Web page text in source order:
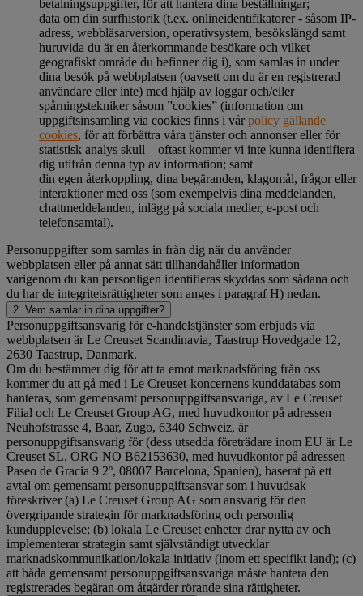
betalningsuppgifter, för att hantera dina beställningar;
data om din surfhistorik (t.ex. onlineidentifikatorer - såsom IP-
adress, webbläsarversion, operativsystem, besökslängd samt
huruvida du är en återkommande besökare och vilket
geografiskt område du befinner dig i), som samlas in under
dina besök på webbplatsen (oavsett om du är en registrerad
användare eller inte) med hjälp av loggar och/eller
spårningstekniker såsom ”cookies” (information om
uppgiftsinsamling via cookies finns i vårpolicy gällande
cookies, för att förbättra våra tjänster och annonser eller för
statistisk analys skull – oftast kommer vi inte kunna identifiera
dig utifrån denna typ av information; samt
din egen återkoppling, dina begäranden, klagomål, frågor eller
interaktioner med oss (som exempelvis dina meddelanden,
chattmeddelanden, inlägg på sociala medier, e-post och
telefonsamtal).
Personuppgifter som samlas in från dig när du använder
webbplatsen eller på annat sätt tillhandahåller information
varigenom du kan personligen identifieras skyddas som sådana och
du har de integritetsrättigheter som anges i paragraf H) nedan.
2. Vem samlar in dina uppgifter?
Personuppgiftsansvarig för e-handelstjänster som erbjuds via
webbplatsen är Le Creuset Scandinavia, Taastrup Hovedgade 12,
2630 Taastrup, Danmark.
Om du bestämmer dig för att ta emot marknadsföring från oss
kommer du att gå med i Le Creuset-koncernens kunddatabas som
hanteras, som gemensamt personuppgiftsansvariga, av Le Creuset
Filial och Le Creuset Group AG, med huvudkontor på adressen
Neuhofstrasse 4, Baar, Zugo, 6340 Schweiz, är
personuppgiftsansvarig för (dess utsedda företrädare inom EU är Le
Creuset SL, ORG NO B62153630, med huvudkontor på adressen
Paseo de Gracia 9 2º, 08007 Barcelona, Spanien), baserat på ett
avtal om gemensamt personuppgiftsansvar som i huvudsak
föreskriver (a) Le Creuset Group AG som ansvarig för den
övergripande strategin för marknadsföring och personlig
kundupplevelse; (b) lokala Le Creuset enheter drar nytta av och
implementerar strategin samt självständigt utvecklar
marknadskommunikation/lokala initiativ (inom ett specifikt land); (c)
att båda gemensamt personuppgiftsansvariga måste hantera den
registrerades begäran om åtgärder rörande sina rättigheter.